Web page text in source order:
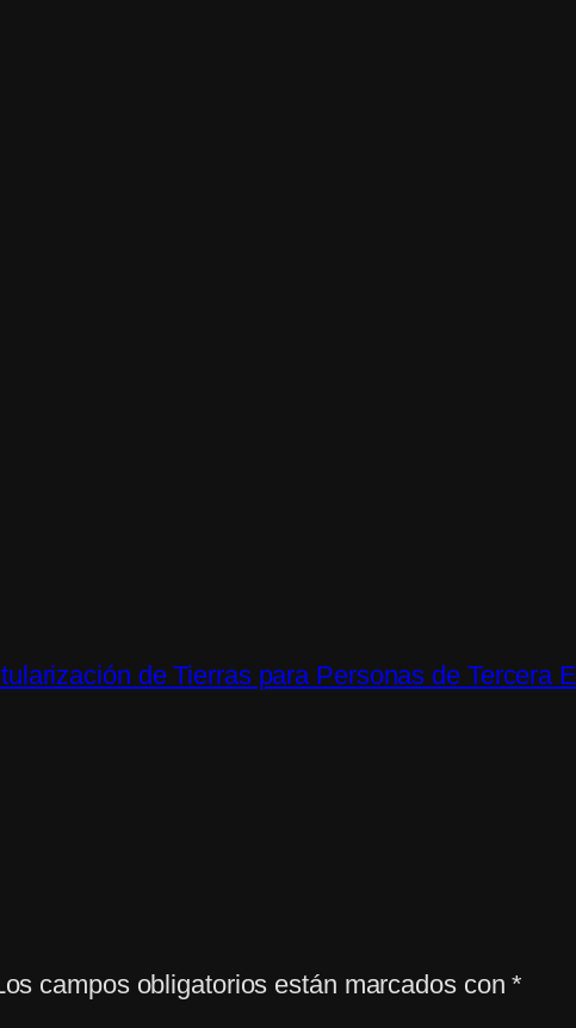
de Tierras para Personas de Tercera
campos obligatorios están marcados con*